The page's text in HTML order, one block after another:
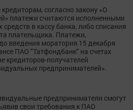
согласно закону «О
платежи считаются исполненными
в кассу банка, либо списания
плательщика. Платежи,
введения моратория 15 декабря
ПАО "Татфондбанк" на счетах
кредиторов-получателей
предпринимателей».
предприниматели смогут
свои требования к ПАО